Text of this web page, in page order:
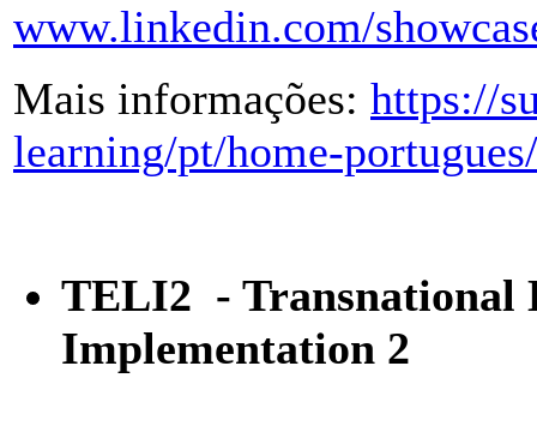
www.linkedin.com/
Mais informações: https://
learning/pt/home-portugues/
TELI2 - Transnational
Implementation 2